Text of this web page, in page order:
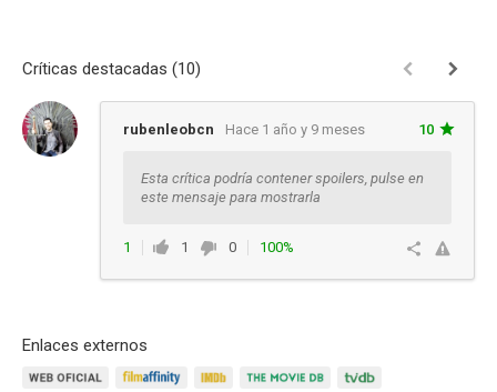
Críticas destacadas (10)
rubenleobcn Hace 1 año y 9 meses 10
Esta crítica podría contener spoilers, pulse en
este mensaje para mostrarla
1 1 0
100%
Enlaces externos